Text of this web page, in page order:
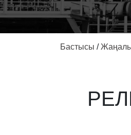
Бастысы /